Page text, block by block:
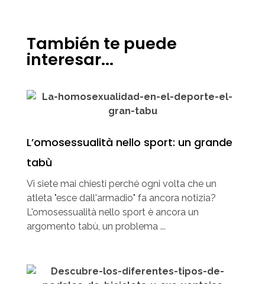
También te puede
interesar...
L’omosessualità nello sport: un grande
tabù
Vi siete mai chiesti perché ogni volta che un
atleta "esce dall'armadio" fa ancora notizia?
L'omosessualità nello sport è ancora un
argomento tabù, un problema ...